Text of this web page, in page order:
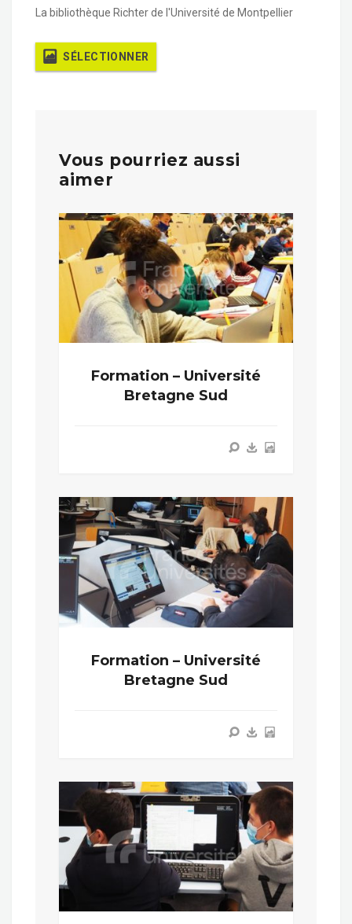
La bibliothèque Richter de l'Université de Montpellier
SÉLECTIONNER
Vous pourriez aussi
aimer
Formation – Université
Bretagne Sud
Formation – Université
Bretagne Sud